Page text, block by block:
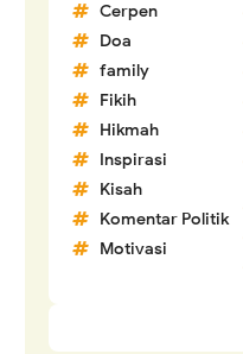
Cerpen
Doa
family
Fikih
Hikmah
Inspirasi
Kisah
Komentar Politik
Motivasi